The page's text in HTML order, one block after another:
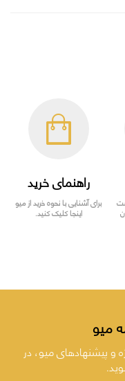
راهنمای خرید
برای آشنایی با نحوه خرید از میو
اینجا کلیک کنید.
میو
و پیشنهادهای میو، در